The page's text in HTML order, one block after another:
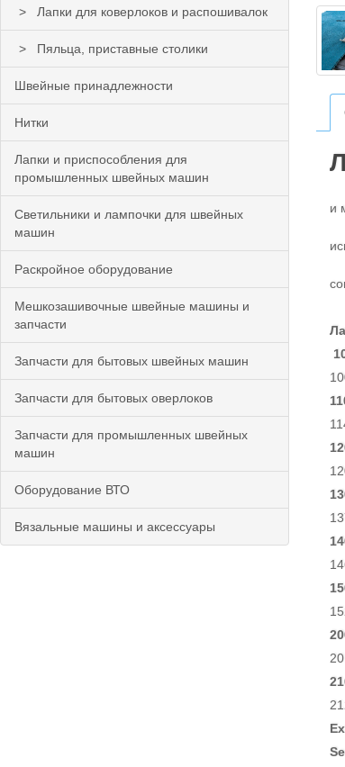
Лапки для коверлоков и распошивалок
Пяльца, приставные столики
Швейные принадлежности
Нитки
Лапки и приспособления для
промышленных швейных машин
Светильники и лампочки для швейных
машин
Раскройное оборудование
Мешкозашивочные швейные машины и
запчасти
Запчасти для бытовых швейных машин
Запчасти для бытовых оверлоков
Запчасти для промышленных швейных
машин
Оборудование ВТО
Вязальные машины и аксессуары
и